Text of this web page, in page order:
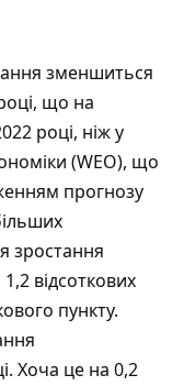
зменшиться
що на
році, ніж у
(WEO), що
прогнозу
зростання
відсоткових
пункту.
Хоча це на 0,2